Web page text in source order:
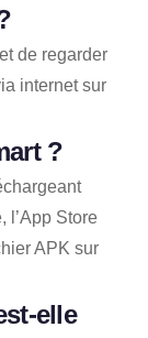
de regarder
internet sur
?
l’App Store
APK sur
elle